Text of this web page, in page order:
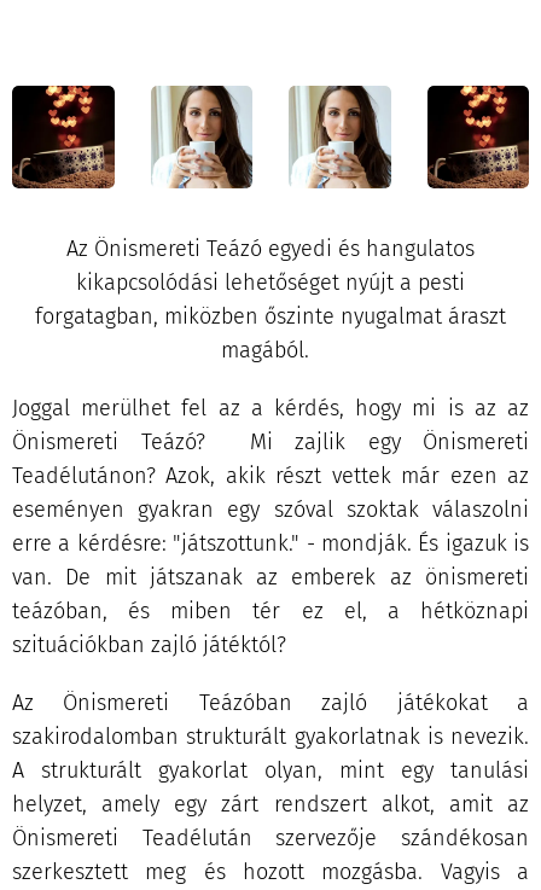
Az Önismereti Teázó egyedi és hangulatos
kikapcsolódási lehetőséget nyújt a pesti
forgatagban, miközben őszinte nyugalmat áraszt
magából.
Joggal merülhet fel az a kérdés, hogy mi is az az
Önismereti Teázó? Mi zajlik egy Önismereti
Teadélutánon? Azok, akik részt vettek már ezen az
eseményen gyakran egy szóval szoktak válaszolni
erre a kérdésre: "játszottunk." - mondják. És igazuk is
van. De mit játszanak az emberek az önismereti
teázóban, és miben tér ez el, a hétköznapi
szituációkban zajló játéktól?
Az Önismereti Teázóban zajló játékokat a
szakirodalomban strukturált gyakorlatnak is nevezik.
A strukturált gyakorlat olyan, mint egy tanulási
helyzet, amely egy zárt rendszert alkot, amit az
Önismereti Teadélután szervezője szándékosan
szerkesztett meg és hozott mozgásba. Vagyis a